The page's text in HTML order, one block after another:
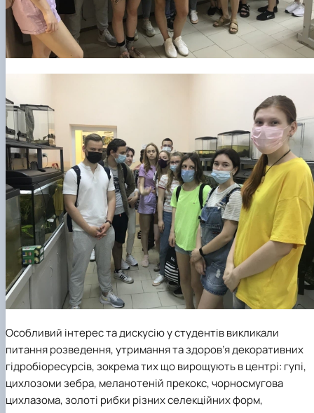
Особливий інтерес та дискусію у студентів викликали
питання розведення, утримання та здоров’я декоративних
гідробіоресурсів, зокрема тих що вирощують в центрі: гупі,
цихлозоми зебра, меланотеній прекокс, чорносмугова
цихлазома, золоті рибки різних селекційних форм,